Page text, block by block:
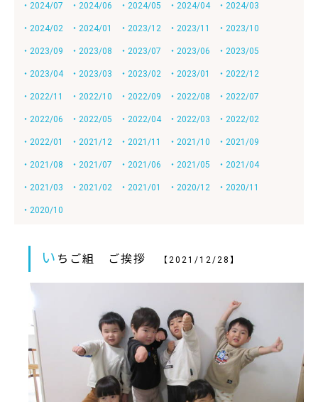
・2024/07 ・2024/06 ・2024/05 ・2024/04 ・2024/03
・2024/02 ・2024/01 ・2023/12 ・2023/11 ・2023/10
・2023/09 ・2023/08 ・2023/07 ・2023/06 ・2023/05
・2023/04 ・2023/03 ・2023/02 ・2023/01 ・2022/12
・2022/11 ・2022/10 ・2022/09 ・2022/08 ・2022/07
・2022/06 ・2022/05 ・2022/04 ・2022/03 ・2022/02
・2022/01 ・2021/12 ・2021/11 ・2021/10 ・2021/09
・2021/08 ・2021/07 ・2021/06 ・2021/05 ・2021/04
・2021/03 ・2021/02 ・2021/01 ・2020/12 ・2020/11
・2020/10
い ちご組 ご挨拶 【2021/12/28】